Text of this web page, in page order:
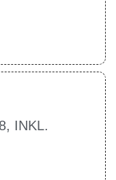
INKL.